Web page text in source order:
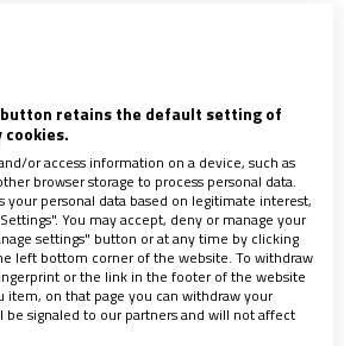
opresión
tecnológico y la
pueden llegar a oponerse al
y a la justicia social,
en un sistema que oprime y
humana.
button retains the default setting of
or access information on a device, such as
browser storage to process personal data.
your personal data based on legitimate interest,
You may accept, deny or manage your
settings" button or at any time by clicking
left bottom corner of the website. To withdraw
or the link in the footer of the website
item, on that page you can withdraw your
be signaled to our partners and will not affect